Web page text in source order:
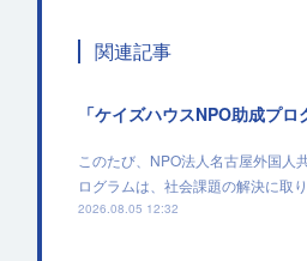
関連記事
「ケイズハウスNPO助成プ
このたび、NPO法人名古屋外国
ログラムは、社会課題の解決に取
2026.08.05 12:32